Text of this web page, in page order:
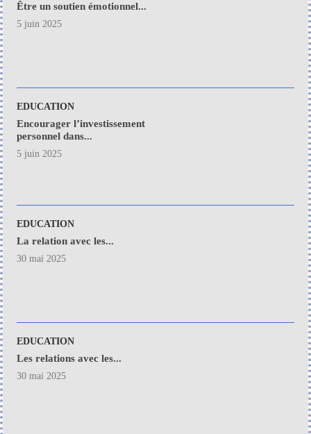
Être un soutien émotionnel...
5 juin 2025
EDUCATION
Encourager l’investissement
personnel dans...
5 juin 2025
EDUCATION
La relation avec les...
30 mai 2025
EDUCATION
Les relations avec les...
30 mai 2025